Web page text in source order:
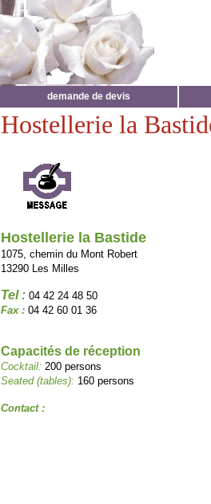
demande de devis
Hostellerie la
Hostellerie la Bastide
1075, chemin du Mont Robert
13290 Les Milles
Tel : 04 42 24 48 50
Fax : 04 42 60 01 36
Capacités de réception
Cocktail: 200 persons
Seated (tables): 160 persons
Contact :